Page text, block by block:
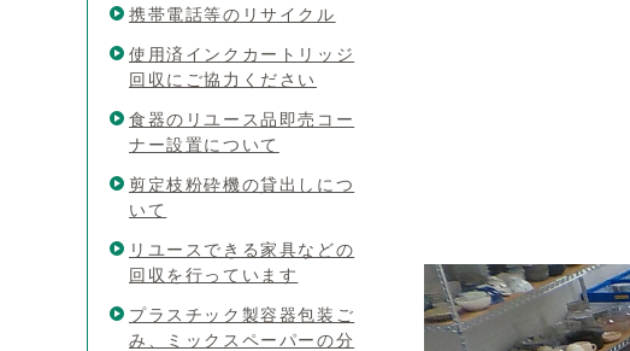
携帯電話等のリサイクル
使用済インクカートリッジ
回収にご協力ください
食器のリユース品即売コー
ナー設置について
剪定枝粉砕機の貸出しにつ
いて
リユースできる家具などの
回収を行っています
プラスチック製容器包装ご
み、ミックスペーパーの分